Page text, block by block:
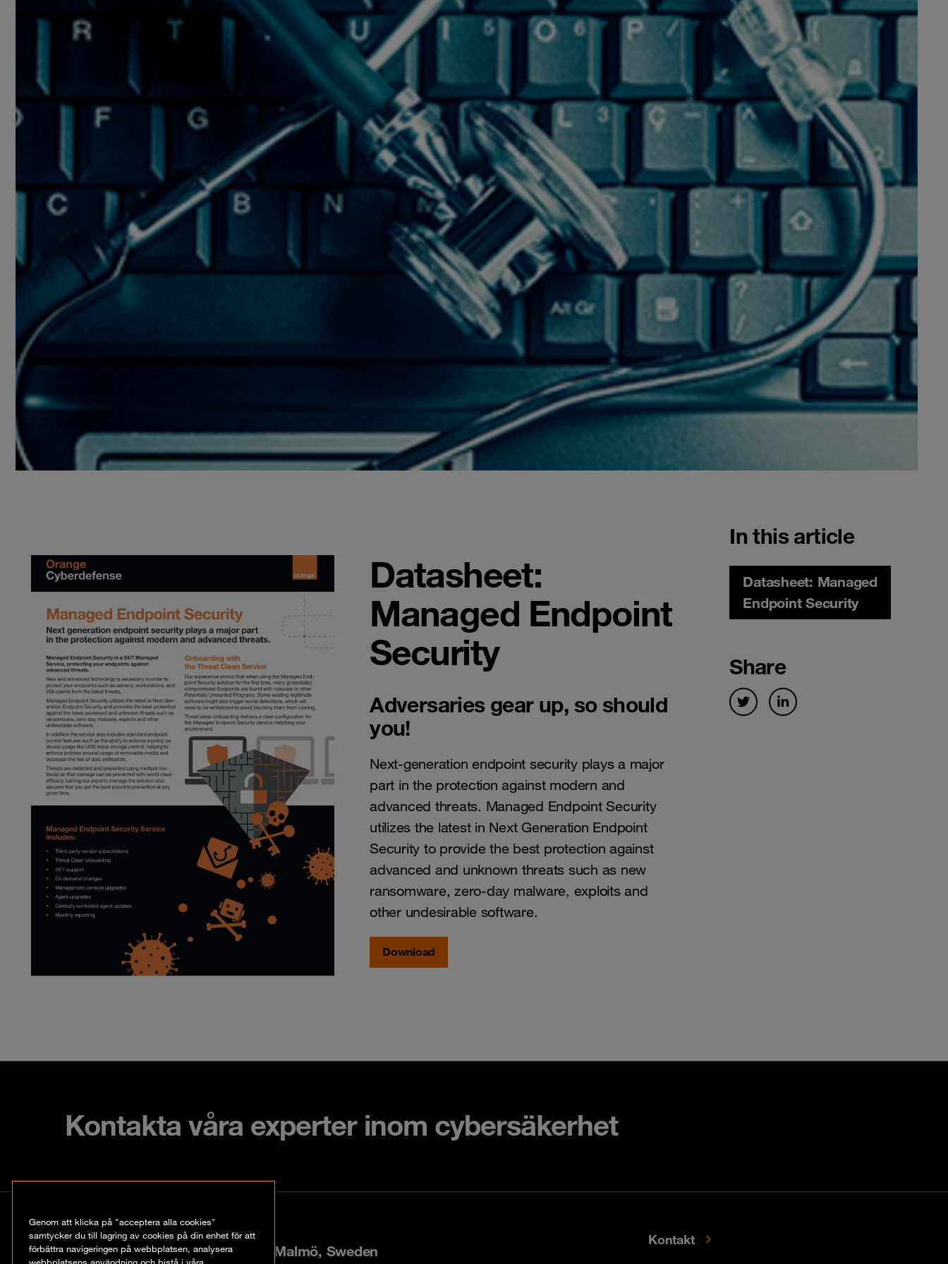
In this article
Datasheet: Managed
Endpoint Security
Share
Datasheet:
Managed Endpoint
Security
Adversaries gear up, so should
you!
Next-generation endpoint security plays a major
part in the protection against modern and
advanced threats. Managed Endpoint Security
utilizes the latest in Next Generation Endpoint
Security to provide the best protection against
advanced and unknown threats such as new
ransomware, zero-day malware, exploits and
other undesirable software.
Download
Kontakta våra experter inom cybersäkerhet
Kontakt
Hyllie boulevard 40, 21535 Malmö, Sweden
Kontakt
Genom att klicka på "acceptera alla cookies"
samtycker du till lagring av cookies på din enhet för att
förbättra navigeringen på webbplatsen, analysera